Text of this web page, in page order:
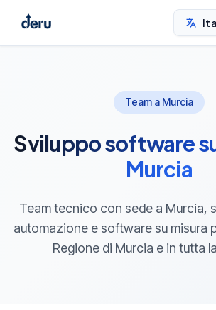
Team a Murcia
Sviluppo software
Murcia
Team tecnico con sede a Murcia,
automazione e software su misura
Regione di Murcia e in tutta